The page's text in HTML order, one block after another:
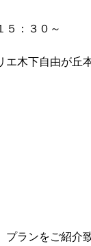
：３０～
下自由が丘本
ランをご紹介